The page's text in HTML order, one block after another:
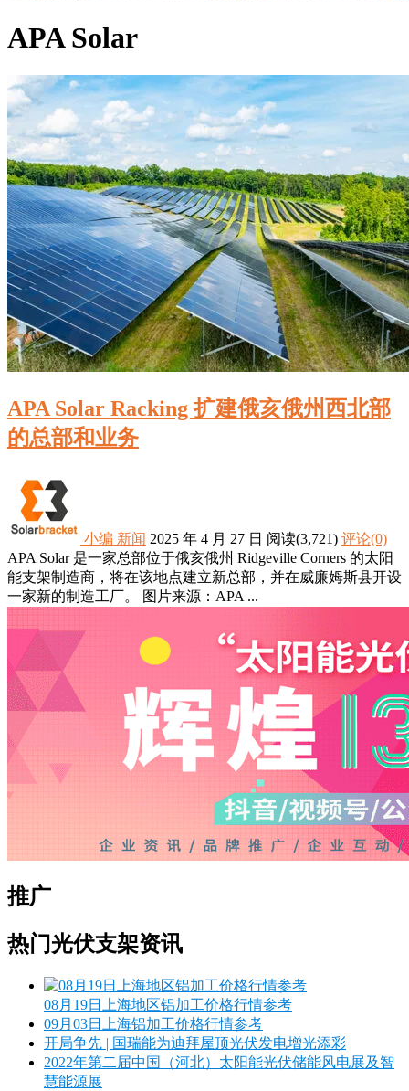
APA Solar
APA Solar Racking 扩建俄亥俄州西北部
的总部和业务
小编 新闻 2025 年 4 月 27 日 阅读(3,721) 评论(0)
APA Solar 是一家总部位于俄亥俄州 Ridgeville Corners 的太阳
能支架制造商，将在该地点建立新总部，并在威廉姆斯县开设
一家新的制造工厂。 图片来源：APA ...
推广
热门光伏支架资讯
08月19日上海地区铝加工价格行情参考
09月03日上海铝加工价格行情参考
开局争先 | 国瑞能为迪拜屋顶光伏发电增光添彩
2022年第二届中国（河北）太阳能光伏储能风电展及智
慧能源展